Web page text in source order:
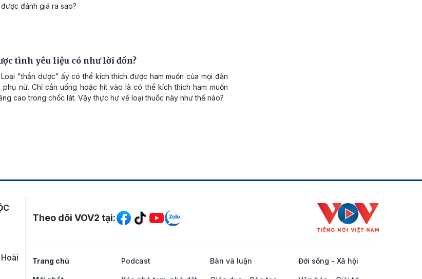
đánh giá ra sao?
tình yêu liệu có như lời đồn?
"thần dược” ấy có thể kích thích được ham muốn của mọi đàn
phụ nữ. Chỉ cần uống hoặc hít vào là có thể kích thích ham muốn
cao trong chốc lát. Vậy thực hư về loại thuốc này như thế nào?
Mạng xã hội
Theo dõi VOV2 tại:
Trang chủ Podcast Bàn và luận Đời sống - Xã hội